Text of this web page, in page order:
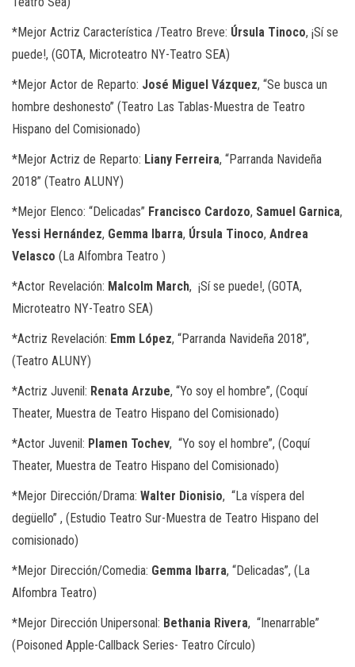
*Mejor Actriz Característica /Teatro Breve: Úrsula Tinoco, ¡Sí se
puede!, (GOTA, Microteatro NY-Teatro SEA)
*Mejor Actor de Reparto: José Miguel Vázquez, “Se busca un
hombre deshonesto” (Teatro Las Tablas-Muestra de Teatro
Hispano del Comisionado)
*Mejor Actriz de Reparto: Liany Ferreira, “Parranda Navideña
2018” (Teatro ALUNY)
*Mejor Elenco: “Delicadas” Francisco Cardozo, Samuel Garnica,
Yessi Hernández, Gemma Ibarra, Úrsula Tinoco, Andrea
Velasco (La Alfombra Teatro )
*Actor Revelación: Malcolm March, ¡Sí se puede!, (GOTA,
Microteatro NY-Teatro SEA)
*Actriz Revelación: Emm López, “Parranda Navideña 2018”,
(Teatro ALUNY)
*Actriz Juvenil: Renata Arzube, “Yo soy el hombre”, (Coquí
Theater, Muestra de Teatro Hispano del Comisionado)
*Actor Juvenil: Plamen Tochev, “Yo soy el hombre”, (Coquí
Theater, Muestra de Teatro Hispano del Comisionado)
*Mejor Dirección/Drama: Walter Dionisio, “La víspera del
degüello” , (Estudio Teatro Sur-Muestra de Teatro Hispano del
comisionado)
*Mejor Dirección/Comedia: Gemma Ibarra, “Delicadas”, (La
Alfombra Teatro)
*Mejor Dirección Unipersonal: Bethania Rivera, “Inenarrable”
(Poisoned Apple-Callback Series- Teatro Círculo)